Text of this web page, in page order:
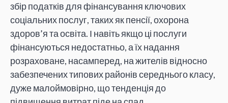
збір податків для фінансування ключових
соціальних послуг, таких як пенсії, охорона
здоров’я та освіта. І навіть якщо ці послуги
фінансуються недостатньо, а їх надання
розраховане, насамперед, на жителів відносно
забезпечених типових районів середнього класу,
дуже малоймовірно, що тенденція до